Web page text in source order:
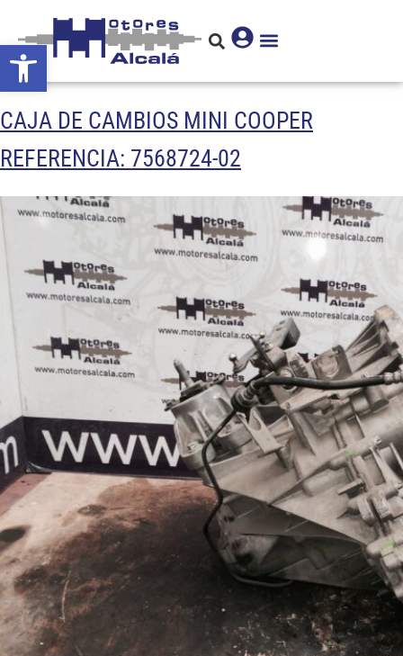
Abrir barra de herramientas
CAJA DE CAMBIOS MINI COOPER
REFERENCIA: 7568724-02